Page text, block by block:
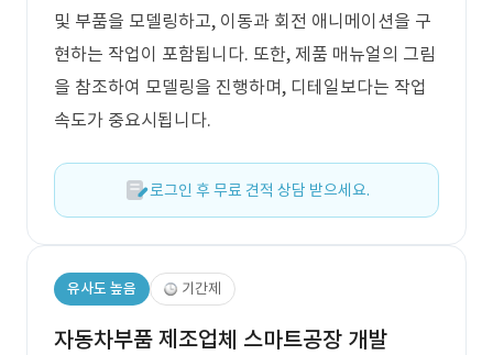
및 부품을 모델링하고, 이동과 회전 애니메이션을 구
현하는 작업이 포함됩니다. 또한, 제품 매뉴얼의 그림
을 참조하여 모델링을 진행하며, 디테일보다는 작업
속도가 중요시됩니다.
로그인 후 무료 견적 상담 받으세요.
유사도 높음 기간제
자동차부품 제조업체 스마트공장 개발